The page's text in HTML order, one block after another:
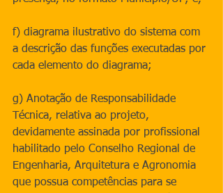
f) diagrama ilustrativo do sistema com
a descrição das funções executadas por
cada elemento do diagrama;
g) Anotação de Responsabilidade
Técnica, relativa ao projeto,
devidamente assinada por profissional
habilitado pelo Conselho Regional de
Engenharia, Arquitetura e Agronomia
que possua competências para se